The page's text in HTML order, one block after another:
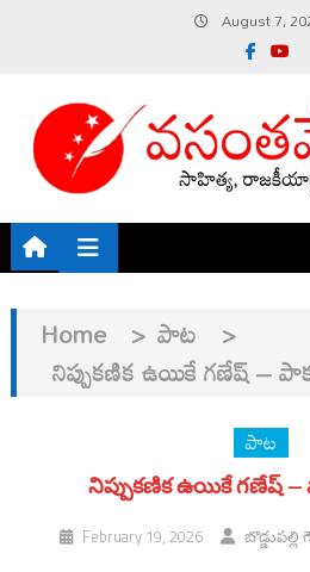
content
August 7,
Home > పాట >
నిప్పుకణిక ఉయికే గణేష్ –
పాట
నిప్పుకణిక ఉయికే గణేష్
February 19, 2026